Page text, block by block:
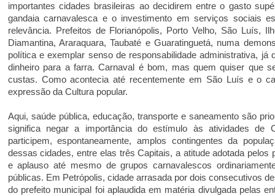
importantes cidades brasileiras ao decidirem entre o gasto
gandaia carnavalesca e o investimento em serviços sociais
relevância. Prefeitos de Florianópolis, Porto Velho, São Luís,
Diamantina, Araraquara, Taubaté e Guaratinguetá, numa
política e exemplar senso de responsabilidade administrativa, já
dinheiro para a farra. Carnaval é bom, mas quem quiser que
custas. Como acontecia até recentemente em São Luís e o
expressão da Cultura popular.
Aqui, saúde pública, educação, transporte e saneamento são
significa negar a importância do estímulo às atividades de
participem, espontaneamente, amplos contingentes da
dessas cidades, entre elas três Capitais, a atitude adotada pelos
e aplauso até mesmo de grupos carnavalescos
públicas. Em Petrópolis, cidade arrasada por dois consecutivos
do prefeito municipal foi aplaudida em matéria divulgada pelas